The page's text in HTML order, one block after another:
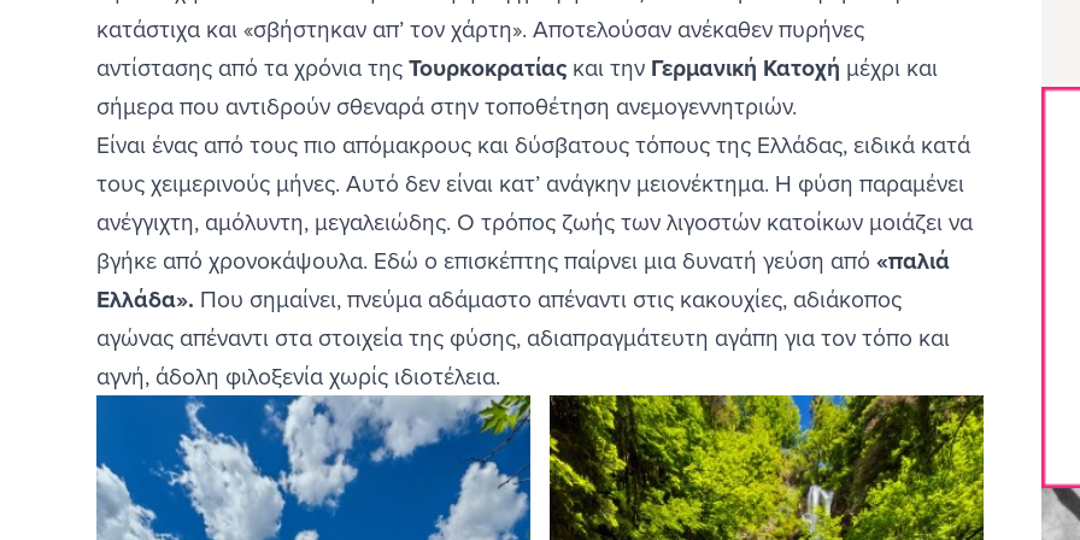
Τσαγκαράδα
Μουζάκι
Σοφάδες
κατάστιχα και «σβήστηκαν απ’ τον χάρτη». Αποτελούσαν ανέκαθεν πυρήνες
αντίστασης από τα χρόνια τηςΤουρκοκρατίας και την Γερμανική Κατοχή μέχρι και
σήμερα που αντιδρούν σθεναρά στην τοποθέτηση ανεμογεννητριών.
Είναι ένας από τους πιο απόμακρους και δύσβατους τόπους της Ελλάδας, ειδικά κατά
τους χειμερινούς μήνες. Αυτό δεν είναι κατ’ ανάγκην μειονέκτημα. Η φύση παραμένει
ανέγγιχτη, αμόλυντη, μεγαλειώδης. Ο τρόπος ζωής των λιγοστών κατοίκων μοιάζει να
βγήκε από χρονοκάψουλα. Εδώ ο επισκέπτης παίρνει μια δυνατή γεύση από «παλιά
Ελλάδα». Που σημαίνει, πνεύμα αδάμαστο απέναντι στις κακουχίες, αδιάκοπος
αγώνας απέναντι στα στοιχεία της φύσης, αδιαπραγμάτευτη αγάπη για τον τόπο και
αγνή, άδολη φιλοξενία χωρίς ιδιοτέλεια.